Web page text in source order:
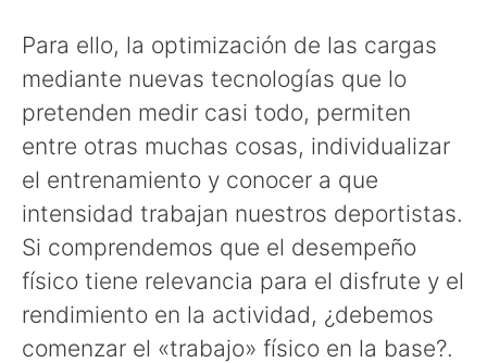
Para ello, la optimización de las cargas
mediante nuevas tecnologías que lo
pretenden medir casi todo, permiten
entre otras muchas cosas, individualizar
el entrenamiento y conocer a que
intensidad trabajan nuestros deportistas.
Si comprendemos que el desempeño
físico tiene relevancia para el disfrute y el
rendimiento en la actividad, ¿debemos
comenzar el «trabajo» físico en la base?.